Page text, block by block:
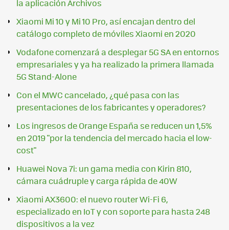
la aplicación Archivos
Xiaomi Mi 10 y Mi 10 Pro, así encajan dentro del
catálogo completo de móviles Xiaomi en 2020
Vodafone comenzará a desplegar 5G SA en entornos
empresariales y ya ha realizado la primera llamada
5G Stand-Alone
Con el MWC cancelado, ¿qué pasa con las
presentaciones de los fabricantes y operadores?
Los ingresos de Orange España se reducen un 1,5%
en 2019 "por la tendencia del mercado hacia el low-
cost"
Huawei Nova 7i: un gama media con Kirin 810,
cámara cuádruple y carga rápida de 40W
Xiaomi AX3600: el nuevo router Wi-Fi 6,
especializado en IoT y con soporte para hasta 248
dispositivos a la vez